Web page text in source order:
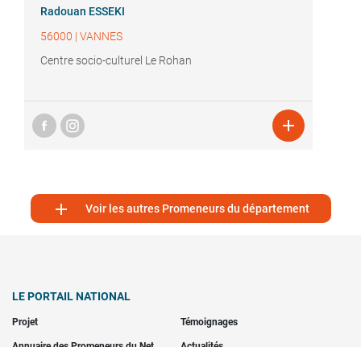
Radouan ESSEKI
56000 | VANNES
Centre socio-culturel Le Rohan

 Voir les autres Promeneurs du département
LE PORTAIL NATIONAL
Projet Témoignages